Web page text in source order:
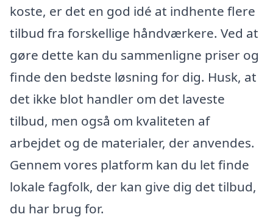
koste, er det en god idé at indhente flere
tilbud fra forskellige håndværkere. Ved at
gøre dette kan du sammenligne priser og
finde den bedste løsning for dig. Husk, at
det ikke blot handler om det laveste
tilbud, men også om kvaliteten af
arbejdet og de materialer, der anvendes.
Gennem vores platform kan du let finde
lokale fagfolk, der kan give dig det tilbud,
du har brug for.